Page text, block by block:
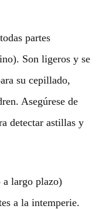
partes
Son ligeros y se
su cepillado,
Asegúrese de
detectar astillas y
a largo plazo)
a la intemperie.